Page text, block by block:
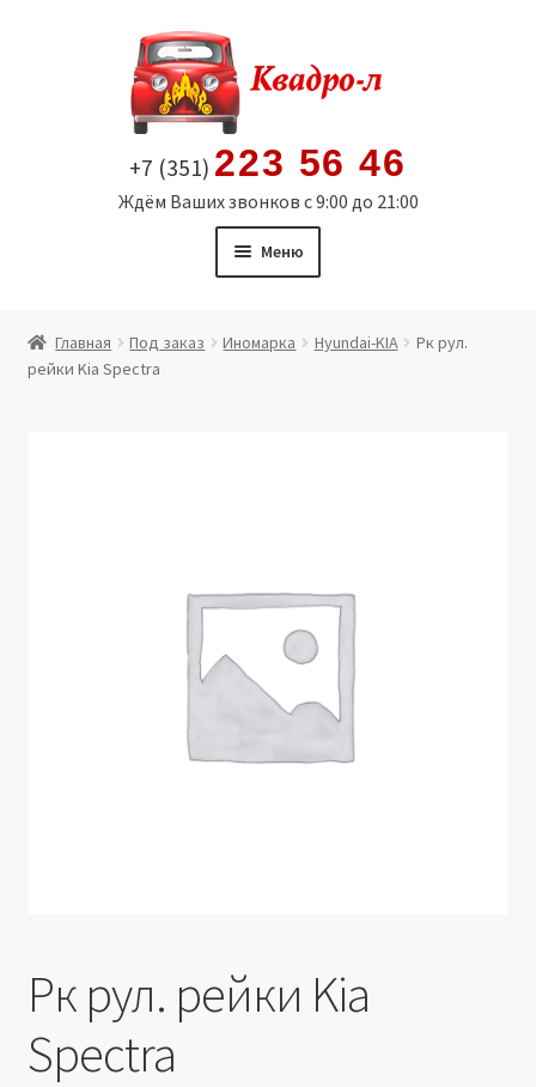
содержимому
+7 (351) 223 56 46
Ждём Ваших звонков с 9:00 до 21:00
Меню
Витрина
Юридические данные
Главная Под заказ Иномарка Hyundai-KIA
Рк рул.
рейки Kia Spectra
Рк рул. рейки Kia
Spectra